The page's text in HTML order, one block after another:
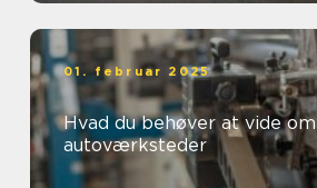
01. februar 2025
Hvad du behøver at vide om
autoværksteder